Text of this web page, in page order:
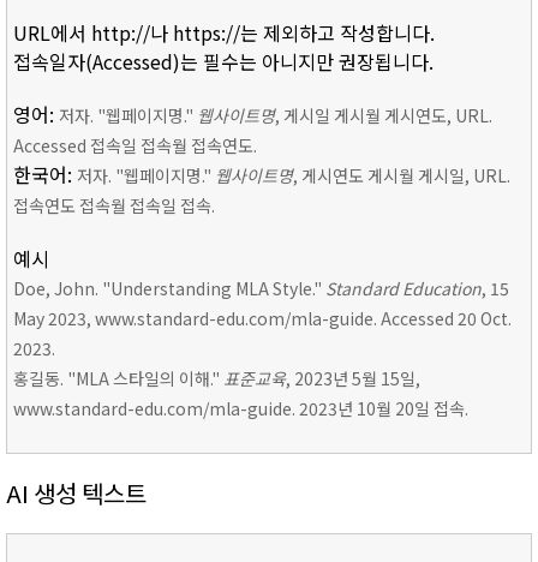
URL에서 http://나 https://는 제외하고 작성합니다.
접속일자(Accessed)는 필수는 아니지만 권장됩니다.
영어: 저자. "웹페이지명." 웹사이트명, 게시일 게시월 게시연도, URL.
Accessed 접속일 접속월 접속연도.
한국어: 저자. "웹페이지명." 웹사이트명, 게시연도 게시월 게시일, URL.
접속연도 접속월 접속일 접속.
예시
Doe, John. "Understanding MLA Style." Standard Education, 15
May 2023, www.standard-edu.com/mla-guide. Accessed 20 Oct.
2023.
홍길동. "MLA 스타일의 이해." 표준교육, 2023년 5월 15일,
www.standard-edu.com/mla-guide. 2023년 10월 20일 접속.
AI 생성 텍스트